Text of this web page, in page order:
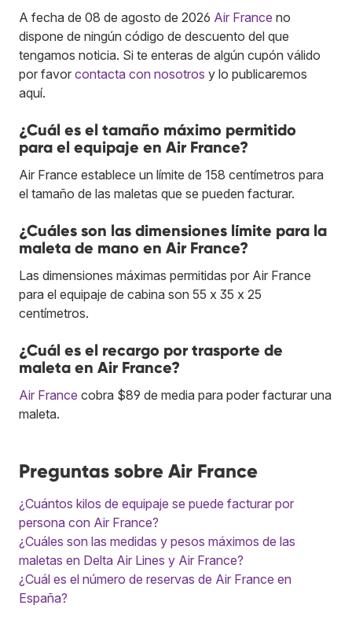
A fecha de 08 de agosto de 2026 Air France no
dispone de ningún código de descuento del que
tengamos noticia. Si te enteras de algún cupón válido
por favor contacta con nosotros y lo publicaremos
aquí.
¿Cuál es el tamaño máximo permitido
para el equipaje en Air France?
Air France establece un límite de 158 centímetros para
el tamaño de las maletas que se pueden facturar.
¿Cuáles son las dimensiones límite para la
maleta de mano en Air France?
Las dimensiones máximas permitidas por Air France
para el equipaje de cabina son 55 x 35 x 25
centímetros.
¿Cuál es el recargo por trasporte de
maleta en Air France?
Air France cobra $89 de media para poder facturar una
maleta.
Preguntas sobre Air France
¿Cuántos kilos de equipaje se puede facturar por
persona con Air France?
¿Cuáles son las medidas y pesos máximos de las
maletas en Delta Air Lines y Air France?
¿Cuál es el número de reservas de Air France en
España?